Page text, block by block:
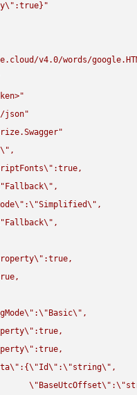
\" :true}"
v4.0/words/
json"
\" ,
\" :true,
Fallback\" ,
\" :\"Simplified\" ,
Fallback\" ,
\" :true,
\" :\" Basic\" ,
\" :true,
\" :true,
\" :{\"Id\" :\"string\" ,
\" BaseUtcOffset\" :\"